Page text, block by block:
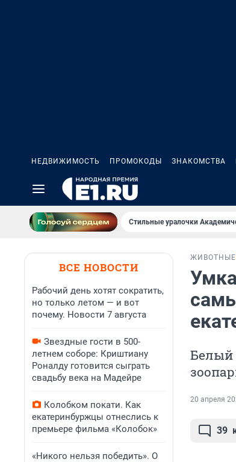
НЕДВИЖИМОСТЬ ПРОМОКОДЫ ЗНАКОМСТВА
Стильные уралочки
ВСЕ НОВОСТИ
Рабочий день хотят сократить,
но только летом — и вот
почему. Новости 7 августа
Звездные гости в 500-
летнем соборе: Криштиану
Роналду готовится сыграть
свадьбу века на Мадейре
Колобком покати. Как
екатеринбуржцы отнеслись к
премьере фильма «Колобок»
«Никого нельзя победить». О
ЖИВОТНЫЕ
Белый
20 апреля
39